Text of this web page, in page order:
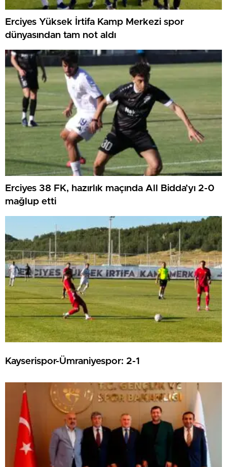
Erciyes Yüksek İrtifa Kamp Merkezi spor
dünyasından tam not aldı
Erciyes 38 FK, hazırlık maçında All Bidda’yı 2-0
mağlup etti
Kayserispor-Ümraniyespor: 2-1